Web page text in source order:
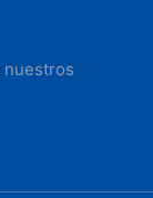
nuestros